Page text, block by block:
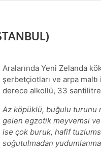
Aralarında Yeni Zelanda
şerbetçiotları ve arpa
derece alkollü, 33
Az köpüklü, buğulu turunu
gelen egzotik meyvemsi
ise çok buruk, hafif
soğutulmadan